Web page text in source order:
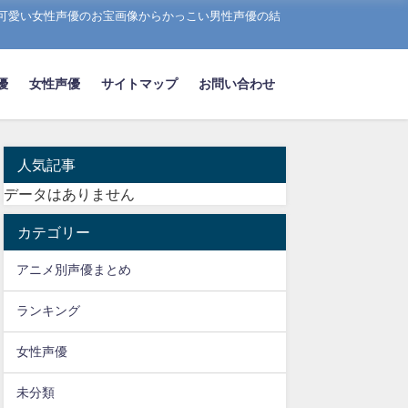
愛い女性声優のお宝画像からかっこい男性声優の結
女性声優 サイトマップ お問い合わせ
人気記事
データはありません
カテゴリー
アニメ別声優まとめ
ランキング
女性声優
未分類